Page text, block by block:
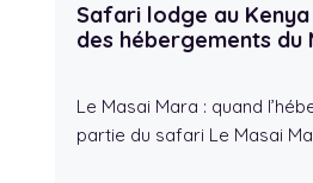
Safari lodge au
des hébergements du
Le Masai Mara : quand
partie du safari Le Masai